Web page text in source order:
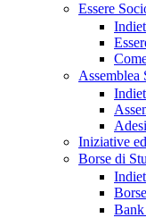
Essere
Assemblea
Iniziative
Borse di